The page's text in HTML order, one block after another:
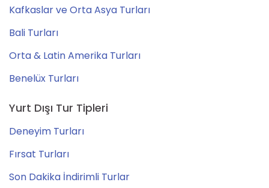
Kafkaslar ve Orta Asya Turları
Bali Turları
Orta & Latin Amerika Turları
Benelüx Turları
Yurt Dışı Tur Tipleri
Deneyim Turları
Fırsat Turları
Son Dakika İndirimli Turlar